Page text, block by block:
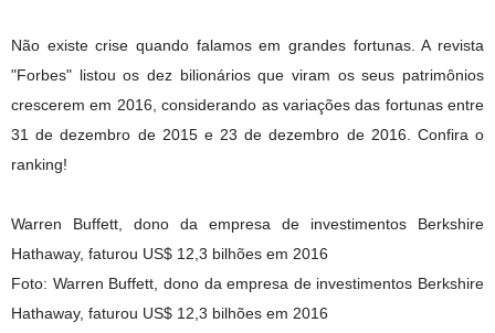
Não existe crise quando falamos em grandes fortunas. A revista
"Forbes" listou os dez bilionários que viram os seus patrimônios
crescerem em 2016, considerando as variações das fortunas entre
31 de dezembro de 2015 e 23 de dezembro de 2016. Confira o
ranking!
Warren Buffett, dono da empresa de investimentos Berkshire
Hathaway, faturou US$ 12,3 bilhões em 2016
Foto: Warren Buffett, dono da empresa de investimentos Berkshire
Hathaway, faturou US$ 12,3 bilhões em 2016